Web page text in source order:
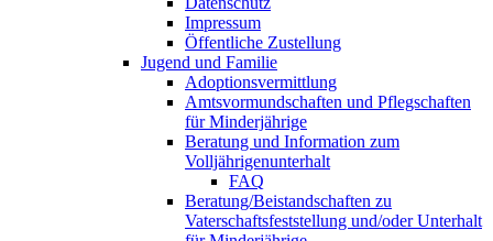
Impressum
Öffentliche Zustellung
Jugend und Familie
Adoptionsvermittlung
Amtsvormundschaften und Pflegschaften
für Minderjährige
Beratung und Information zum
Volljährigenunterhalt
FAQ
Beratung/Beistandschaften zu
Vaterschaftsfeststellung und/oder Unterhalt